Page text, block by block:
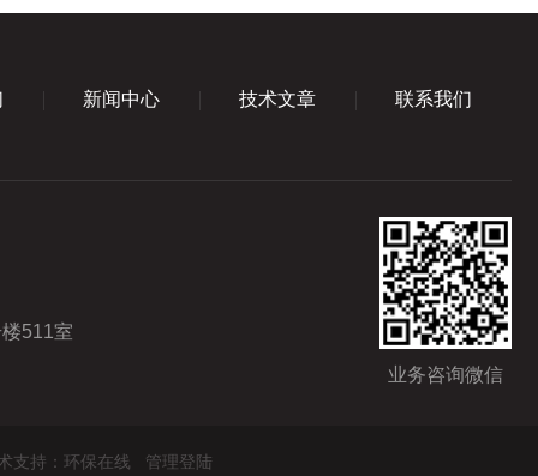
新闻中心 技术文章 联系我们
511室
业务咨询微信
持： 环保在线 管理登陆